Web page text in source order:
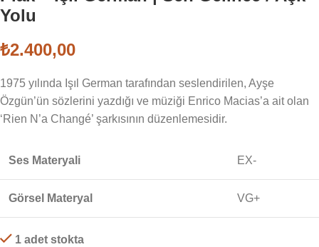
Yolu
₺2.400,00
1975 yılında Işıl German tarafından seslendirilen, Ayşe
Özgün’ün sözlerini yazdığı ve müziği Enrico Macias’a ait olan
‘Rien N’a Changé’ şarkısının düzenlemesidir.
Ses Materyali EX-
Görsel Materyal VG+
1 adet stokta